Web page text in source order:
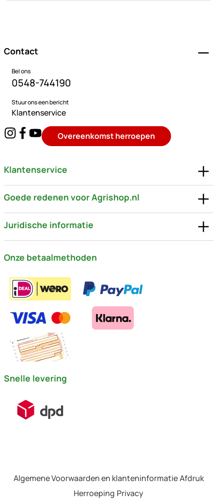
Contact
Bel ons
0548-744190
Stuur ons een bericht
Klantenservice
Overeenkomst herroepen
Klantenservice
Goede redenen voor Agrishop.nl
Juridische informatie
Onze betaalmethoden
Snelle levering
Algemene Voorwaarden en klanteninformatie Afdruk
Herroeping Privacy